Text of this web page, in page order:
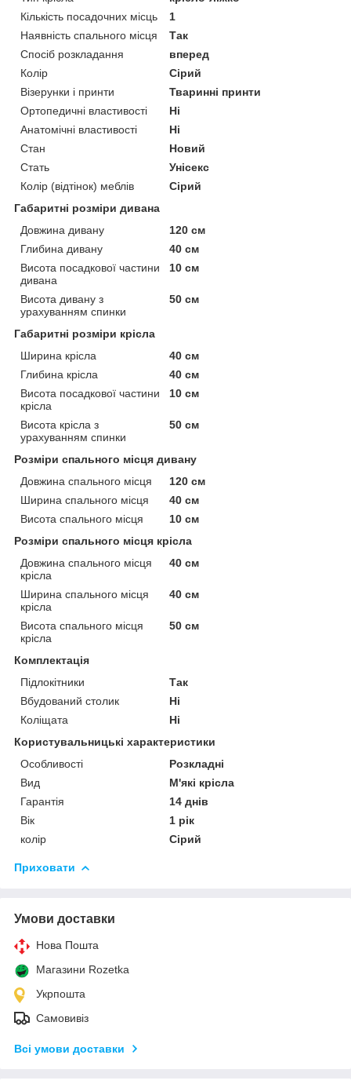
Кількість посадочних місць
1
Наявність спального місця
Так
Спосіб розкладання
вперед
Колір
Сірий
Візерунки і принти
Тваринні принти
Ортопедичні властивості
Ні
Анатомічні властивості
Ні
Стан
Новий
Стать
Унісекс
Колір (відтінок) меблів
Сірий
Габаритні розміри дивана
Довжина дивану
120 см
Глибина дивану
40 см
Висота посадкової частини
дивана
10 см
Висота дивану з
урахуванням спинки
50 см
Габаритні розміри крісла
Ширина крісла
40 см
Глибина крісла
40 см
Висота посадкової частини
крісла
10 см
Висота крісла з
урахуванням спинки
50 см
Розміри спального місця дивану
Довжина спального місця
120 см
Ширина спального місця
40 см
Висота спального місця
10 см
Розміри спального місця крісла
Довжина спального місця
крісла
40 см
Ширина спального місця
крісла
40 см
Висота спального місця
крісла
50 см
Комплектація
Підлокітники
Так
Вбудований столик
Ні
Коліщата
Ні
Користувальницькі характеристики
Особливості
Розкладні
Вид
М'які крісла
Гарантія
14 днів
Вік
1 рік
колір
Сірий
Приховати
Умови доставки
Нова Пошта
Магазини Rozetka
Укрпошта
Самовивіз
Всі умови доставки